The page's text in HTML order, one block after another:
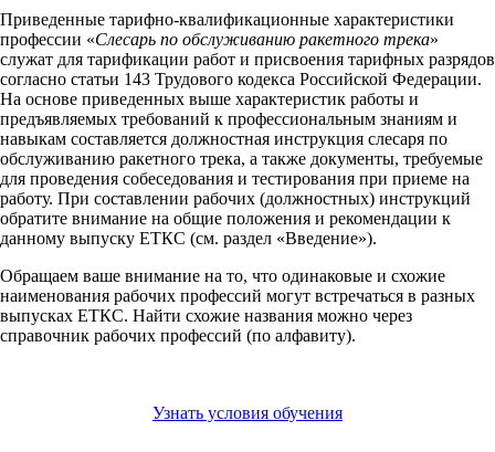
Приведенные тарифно-квалификационные характеристики
профессии «Слесарь по обслуживанию ракетного трека»
служат для тарификации работ и присвоения тарифных разрядов
согласно статьи 143 Трудового кодекса Российской Федерации.
На основе приведенных выше характеристик работы и
предъявляемых требований к профессиональным знаниям и
навыкам составляется должностная инструкция слесаря по
обслуживанию ракетного трека, а также документы, требуемые
для проведения собеседования и тестирования при приеме на
работу. При составлении рабочих (должностных) инструкций
обратите внимание на общие положения и рекомендации к
данному выпуску ЕТКС (см. раздел «Введение»).
Обращаем ваше внимание на то, что одинаковые и схожие
наименования рабочих профессий могут встречаться в разных
выпусках ЕТКС. Найти схожие названия можно через
справочник рабочих профессий (по алфавиту).
Узнать условия обучения